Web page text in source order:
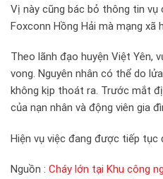
Vị này cũng bác bỏ thông tin vụ
Foxconn Hồng Hải mà mạng xã
Theo lãnh đạo huyện Việt Yên,
vong. Nguyên nhân có thể do
không kịp thoát ra. Trước mắt
của nạn nhân và động viên gia
Hiện vụ việc đang được tiếp tục
Nguồn : Cháy lớn tại Khu công